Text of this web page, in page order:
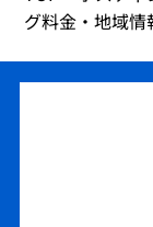
グ料金・地域情